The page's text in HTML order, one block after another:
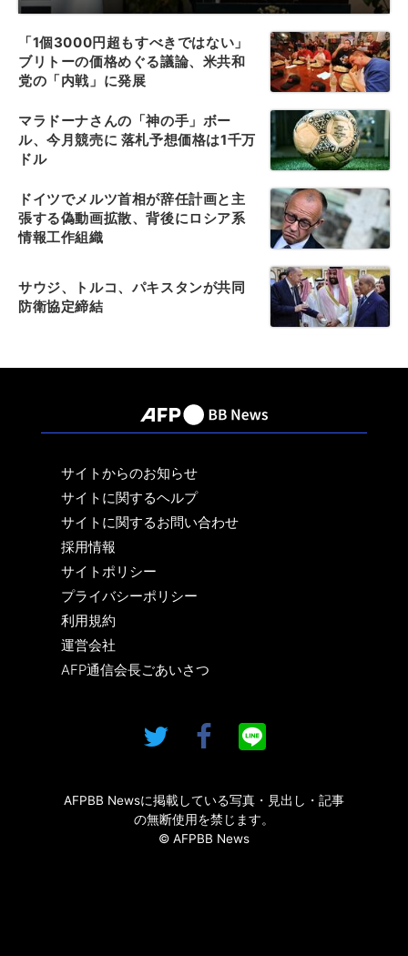
「1個3000円超もすべきではない」
ブリトーの価格めぐる議論、米共和
党の「内戦」に発展
マラドーナさんの「神の手」ボー
ル、今月競売に 落札予想価格は1千万
ドル
ドイツでメルツ首相が辞任計画と主
張する偽動画拡散、背後にロシア系
情報工作組織
サウジ、トルコ、パキスタンが共同
防衛協定締結
サイトからのお知らせ
サイトに関するヘルプ
サイトに関するお問い合わせ
採用情報
サイトポリシー
プライバシーポリシー
利用規約
運営会社
AFP通信会長ごあいさつ
AFPBB Newsに掲載している写真・見出し・記事
の無断使用を禁じます。
© AFPBB News